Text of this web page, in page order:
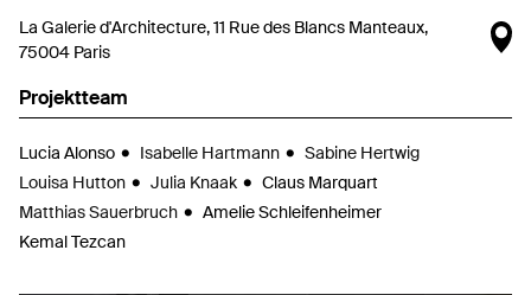
La Galerie d'Architecture, 11 Rue des Blancs Manteaux,
75004 Paris
Projektteam
Lucia Alonso Isabelle Hartmann
Sabine Hertwig
Louisa Hutton
Julia Knaak
Claus Marquart
Matthias Sauerbruch
Amelie Schleifenheimer
Kemal Tezcan